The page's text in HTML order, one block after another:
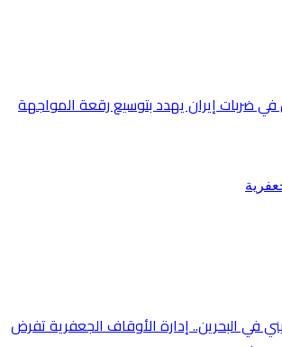
في ضربات إيران يهدد بتوسيع رقعة المواجهة
في البحرين.. إدارة الأوقاف الجعفرية تفرض